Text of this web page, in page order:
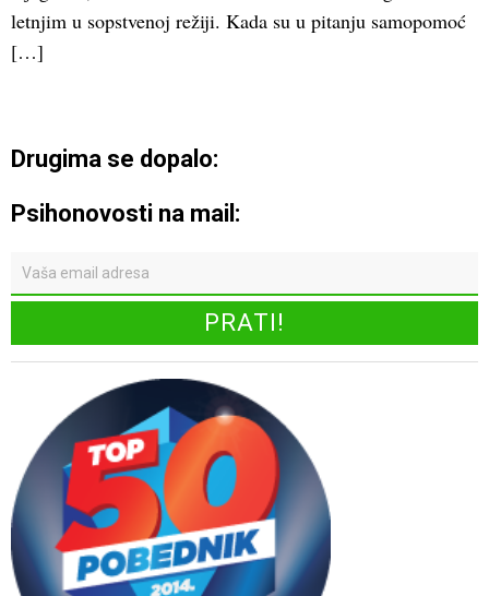
letnjim u sopstvenoj režiji. Kada su u pitanju samopomoć
[…]
Drugima se dopalo:
Psihonovosti na mail: